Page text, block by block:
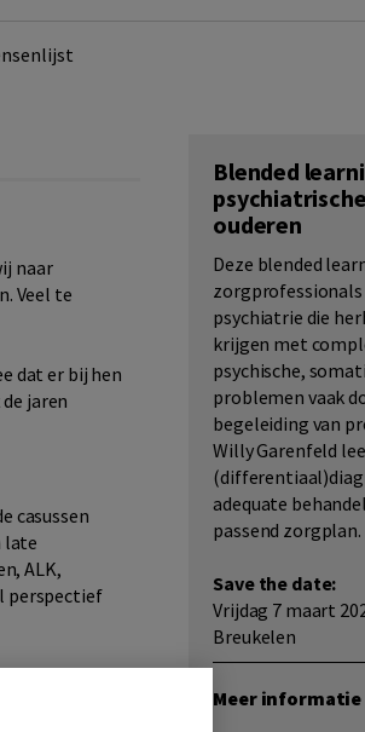
naar
Veel te
dat er bij hen
jaren
casussen
late
ALK,
perspectief
Blended
ouderen
Deze blended
zorgprofessionals
psychiatrie die
krijgen met
psychische,
problemen vaak
begeleiding van
Willy Garenfeld
adequate
passend zorgplan.
Save the date:
Vrijdag 7 maart
Breukelen
Meer informatie